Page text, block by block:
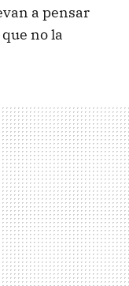
a pensar
no la